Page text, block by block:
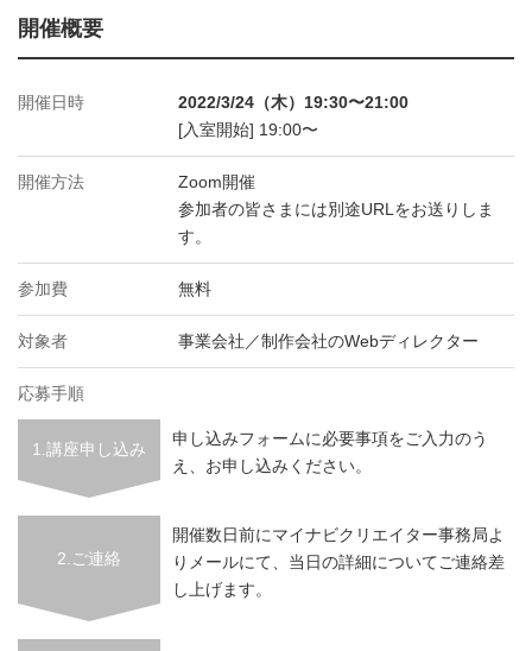
開催概要
開催日時
2022/3/24（木）19:30〜21:00
[入室開始] 19:00〜
開催方法
Zoom開催
参加者の皆さまには別途URLをお送りしま
す。
参加費 無料
対象者 事業会社／制作会社のWebディレクター
応募手順
1.講座申し込み
申し込みフォームに必要事項をご入力のう
え、お申し込みください。
2.ご連絡
開催数日前にマイナビクリエイター事務局よ
りメールにて、当日の詳細についてご連絡差
し上げます。